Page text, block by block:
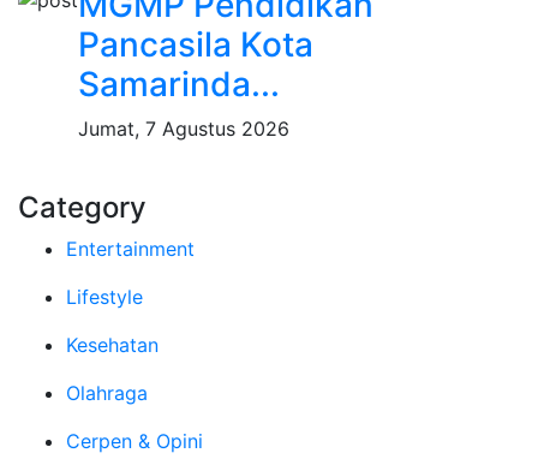
Pancasila Kota
Samarinda...
Jumat, 7 Agustus 2026
Category
Entertainment
Lifestyle
Kesehatan
Olahraga
Cerpen & Opini